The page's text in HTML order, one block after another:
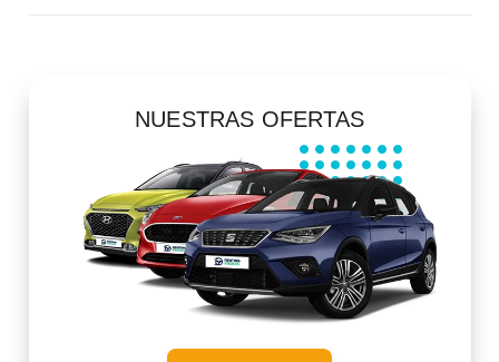
NUESTRAS OFERTAS